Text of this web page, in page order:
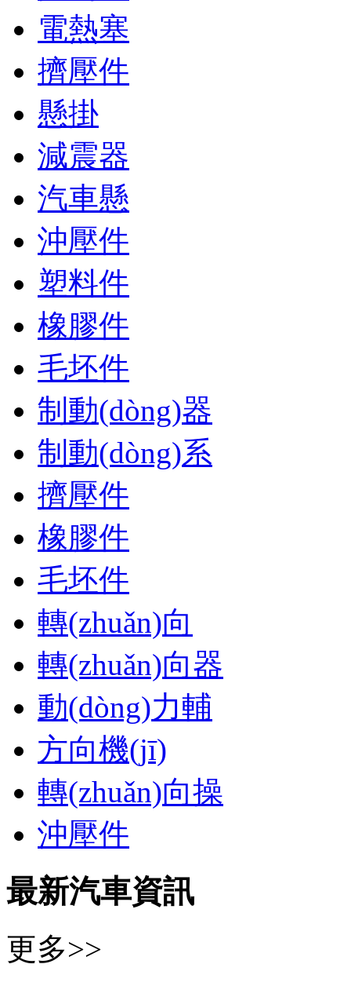
電熱塞
擠壓件
懸掛
減震器
汽車懸
沖壓件
塑料件
橡膠件
毛坯件
制動(dòng)器
制動(dòng)系
擠壓件
橡膠件
毛坯件
轉(zhuǎn)向
轉(zhuǎn)向器
動(dòng)力輔
方向機(jī)
轉(zhuǎn)向操
沖壓件
最新汽車資訊
更多>>